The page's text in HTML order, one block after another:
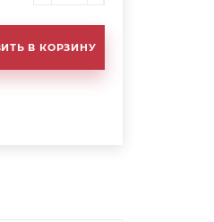
В КОРЗИНУ